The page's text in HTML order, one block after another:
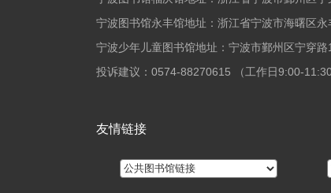
宁波图书馆永丰馆地址：浙江省宁波市海曙区
宁波少年儿童图书馆地址：宁波市鄞州区宁穿
投诉建议：0574-88270615 （工作日9:00-
友情链接